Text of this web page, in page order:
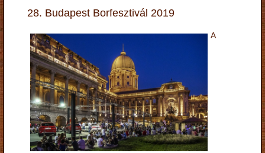
28. Budapest Borfesztivál 2019
A